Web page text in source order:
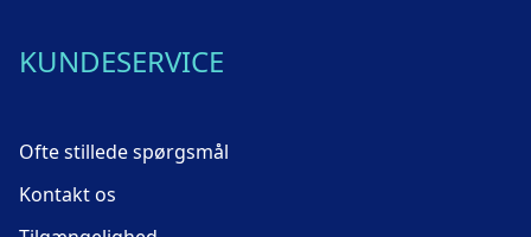
KUNDESERVICE
Ofte stillede spørgsmål
Kontakt os